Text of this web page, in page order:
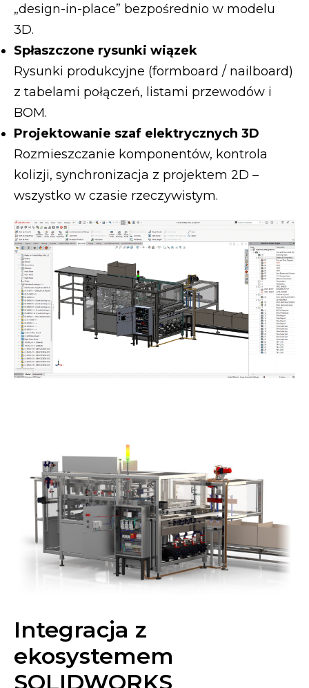
„design-in-place” bezpośrednio w modelu
3D.
Spłaszczone rysunki wiązek
Rysunki produkcyjne (formboard / nailboard)
z tabelami połączeń, listami przewodów i
BOM.
Projektowanie szaf elektrycznych 3D
Rozmieszczanie komponentów, kontrola
kolizji, synchronizacja z projektem 2D –
wszystko w czasie rzeczywistym.
Integracja z
ekosystemem
SOLIDWORKS